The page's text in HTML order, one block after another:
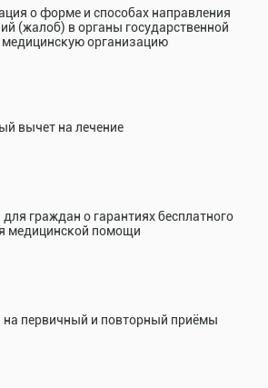
о форме и способах направления
(жалоб) в органы государственной
медицинскую организацию
вычет на лечение
граждан о гарантиях бесплатного
медицинской помощи
на первичный и повторный приёмы